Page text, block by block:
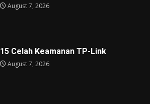
August 7, 2026
15 Celah Keamanan TP-Link
August 7, 2026